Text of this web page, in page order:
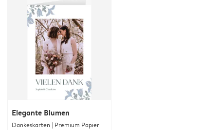
Elegante Blumen
Dankeskarten | Premium Papier